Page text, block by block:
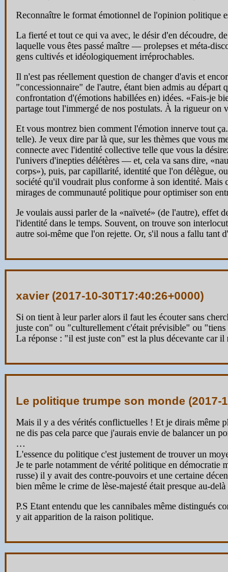
Reconnaître le format émotionnel de l'opinion politique
La fierté et tout ce qui va avec, le désir d'en découdre,
laquelle vous êtes passé maître — prolepses et méta-
gens cultivés et idéologiquement irréprochables.
Il n'est pas réellement question de changer d'avis et
"concessionnaire" de l'autre, étant bien admis au
confrontation d'(émotions habillées en) idées. «Fais-je
partage tout l'immergé de nos postulats. À la rigueur on
Et vous montrez bien comment l'émotion innerve tout
telle). Je veux dire par là que, sur les thèmes que vous
connecte avec l'identité collective telle que vous la
l'univers d'inepties délétères — et, cela va sans dire,
corps»), puis, par capillarité, identité que l'on délègue,
société qu'il voudrait plus conforme à son identité. Mais
mirages de communauté politique pour optimiser son
Je voulais aussi parler de la «naïveté» (de l'autre), effet
l'identité dans le temps. Souvent, on trouve son
autre soi-même que l'on rejette. Or, s'il nous a fallu tant
xavier (2017-10-30T17:40:26+0000)
Si on tient à leur parler alors il faut les écouter sans
juste con" ou "culturellement c'était prévisible" ou
La réponse : "il est juste con" est la plus décevante car
Le politique trumpe son monde (2017-
Mais il y a des vérités conflictuelles ! Et je dirais même
ne dis pas cela parce que j'aurais envie de balancer un
…
L'essence du politique c'est justement de trouver un
Je te parle notamment de vérité politique en démocratie
russe) il y avait des contre-pouvoirs et une certaine
bien même le crime de lèse-majesté était presque au-
P.S Etant entendu que les cannibales même distingués
y ait apparition de la raison politique.